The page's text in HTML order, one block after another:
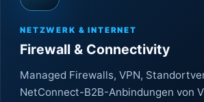
NETZWERK & INTERNET
Firewall & Connectivity
Managed Firewalls, VPN,
NetConnect-B2B-Anbindungen von